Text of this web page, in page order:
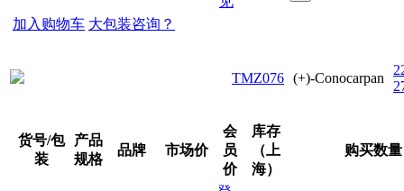
加入购物车 大包装咨询？
TMZ076 (+)-Conocarpan
货号/包
装
产品
规格
品牌 市场价
会
员
价
库存
（上
海）
购买数量